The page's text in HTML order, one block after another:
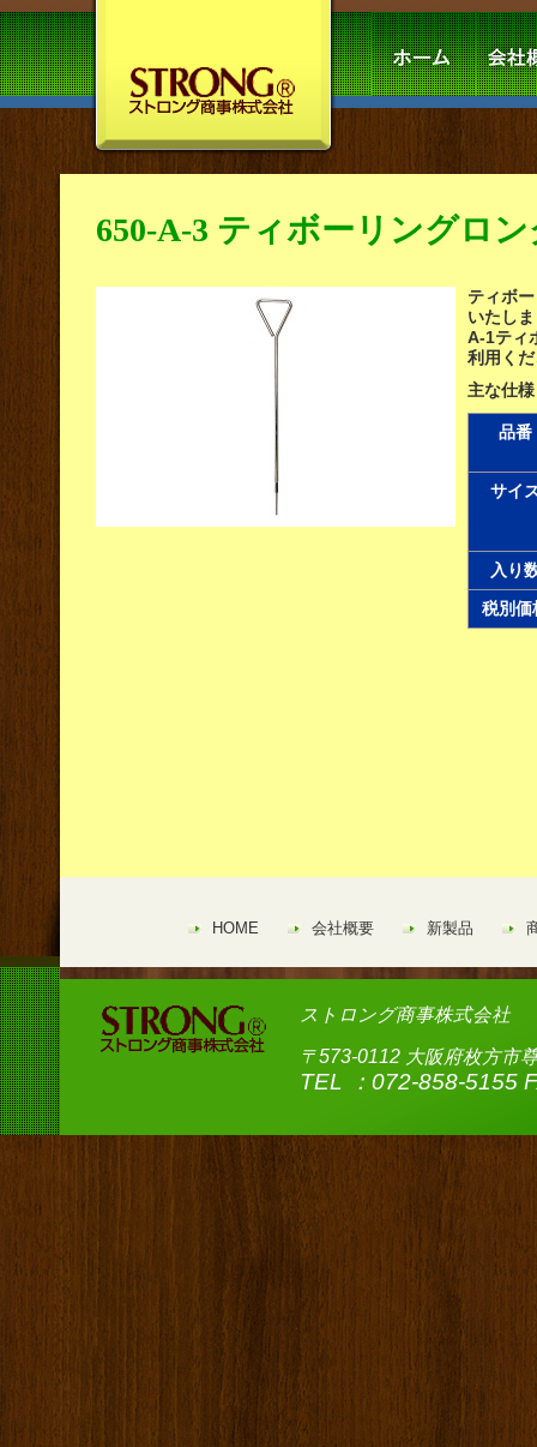
650-A-3 ティボーリングロ
ティボ
いたし
A-1ティ
利用く
主な仕様
品番
サイ
入り
税別価
HOME 会社概要 新製品
ストロング商事株式会社
〒573-0112 大阪府枚方市
TEL ：072-858-5155